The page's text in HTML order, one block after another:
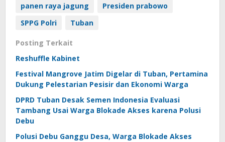
panen raya jagung
Presiden prabowo
SPPG Polri
Tuban
Posting Terkait
Reshuffle Kabinet
Festival Mangrove Jatim Digelar di Tuban, Pertamina
Dukung Pelestarian Pesisir dan Ekonomi Warga
DPRD Tuban Desak Semen Indonesia Evaluasi
Tambang Usai Warga Blokade Akses karena Polusi
Debu
Polusi Debu Ganggu Desa, Warga Blokade Akses